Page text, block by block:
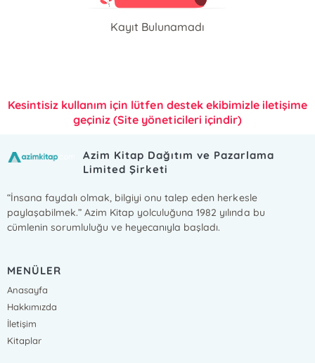
Kayıt Bulunamadı
Kesintisiz kullanım için lütfen destek ekibimizle iletişime
geçiniz (Site yöneticileri içindir)
Azim Kitap Dağıtım ve Pazarlama
Limited Şirketi
“İnsana faydalı olmak, bilgiyi onu talep eden herkesle
paylaşabilmek.” Azim Kitap yolculuğuna 1982 yılında bu
cümlenin sorumluluğu ve heyecanıyla başladı.
MENÜLER
Anasayfa
Hakkımızda
İletişim
Kitaplar